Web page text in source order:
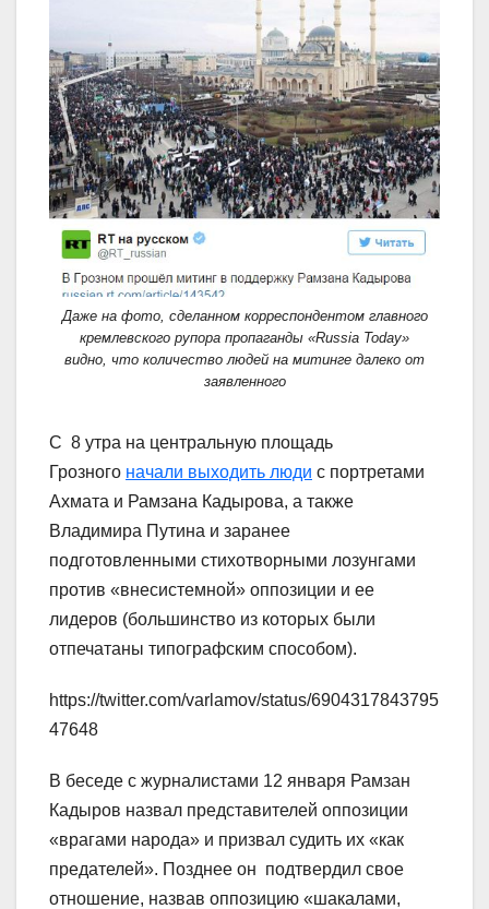
Даже на фото, сделанном корреспондентом главного
кремлевского рупора пропаганды «Russia Today»
видно, что количество людей на митинге далеко от
заявленного
С 8 утра на центральную площадь
Грозного начали выходить люди с портретами
Ахмата и Рамзана Кадырова, а также
Владимира Путина и заранее
подготовленными стихотворными лозунгами
против «внесистемной» оппозиции и ее
лидеров (большинство из которых были
отпечатаны типографским способом).
https://twitter.com/varlamov/status/6904317843795
47648
​​В беседе с журналистами 12 января Рамзан
Кадыров назвал представителей оппозиции
«врагами народа» и призвал судить их «как
предателей». Позднее он подтвердил свое
отношение, назвав оппозицию «шакалами,